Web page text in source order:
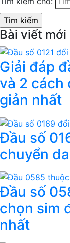
Bài viết mới
Giải đáp
và 2 cách
giản nhất
Đầu số
chuyển
Đầu số
chọn sim
nhất